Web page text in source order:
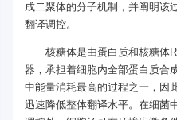
成二聚体的分子机制，并阐明该
翻译调控。
核糖体是由蛋白质和核糖体
器，承担着细胞内全部蛋白质合
中能量消耗最高的过程之一，因
迅速降低整体翻译水平。在细菌